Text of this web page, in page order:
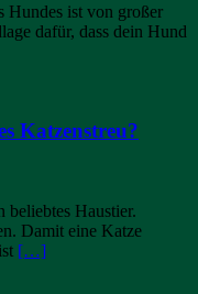
Hundes ist von großer
dafür, dass dein Hund
Katzenstreu?
beliebtes Haustier.
Damit eine Katze
[…]